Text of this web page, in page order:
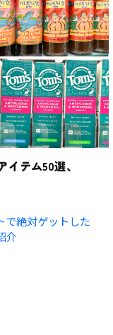
テム50選、
で絶対ゲットした
介